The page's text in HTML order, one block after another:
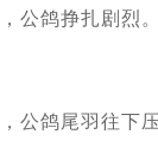
鸽挣扎剧烈。
鸽尾羽往下压